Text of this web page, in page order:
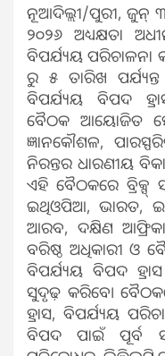
ନୂଆଦିଲ୍ଲୀ/ପୁରୀ, ଜୁନ୍ ୩
୨୦୨୬ ଅଧ୍ୟକ୍ଷତା
ବିପର୍ଯ୍ୟୟ ପରିଚାଳନା
ରୁ ୫ ତାରିଖ
ବିପର୍ଯ୍ୟୟ ବିପଦ
ବୈଠକ ଆୟୋଜିତ
ଜ୍ଞାନକୌଶଳ,
ନିରନ୍ତର ଧାରଣୀୟ
ଏହି ବୈଠକରେ ବ୍ରିକ୍ସ୍
ଇଥିଓପିଆ, ଭାରତ,
ଆରବ, ଦକ୍ଷିଣ
ବରିଷ୍ଠ ଅଧିକାରୀ ଓ
ବିପର୍ଯ୍ୟୟ ବିପଦ
ସୁଦୃଢ଼ କରିବେ।
ହ୍ରାସ, ବିପର୍ଯ୍ୟୟ
ବିପଦ ପାଇଁ ପୂର୍ବ